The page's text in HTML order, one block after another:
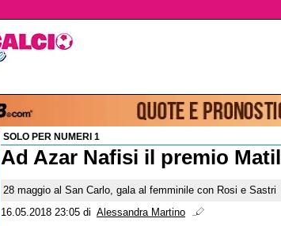
SOLO PER NUMERI 1
Ad Azar Nafisi il premio
28 maggio al San Carlo, gala al femminile con Rosi e Sastri
16.05.2018 23:05 di Alessandra Martino